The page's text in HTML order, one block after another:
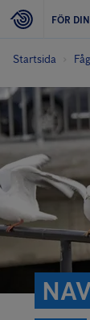
FÖR
Startsida